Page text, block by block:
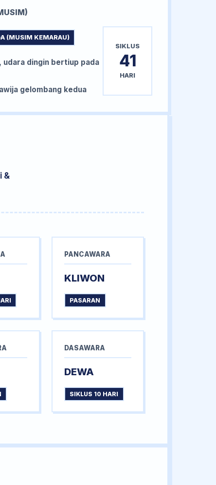
(MUSIM KEMARAU)
udara dingin bertiup pada
gelombang kedua
SIKLUS
41
HARI
&
PANCAWARA
KLIWON
PASARAN
DASAWARA
DEWA
SIKLUS 10 HARI